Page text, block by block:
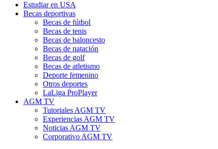
Estudiar en USA
Becas deportivas
Becas de fútbol
Becas de tenis
Becas de baloncesto
Becas de natación
Becas de golf
Becas de atletismo
Deporte femenino
Otros deportes
LaLiga ProPlayer
AGM TV
Tutoriales AGM TV
Experiencias AGM TV
Noticias AGM TV
Corporativo AGM TV